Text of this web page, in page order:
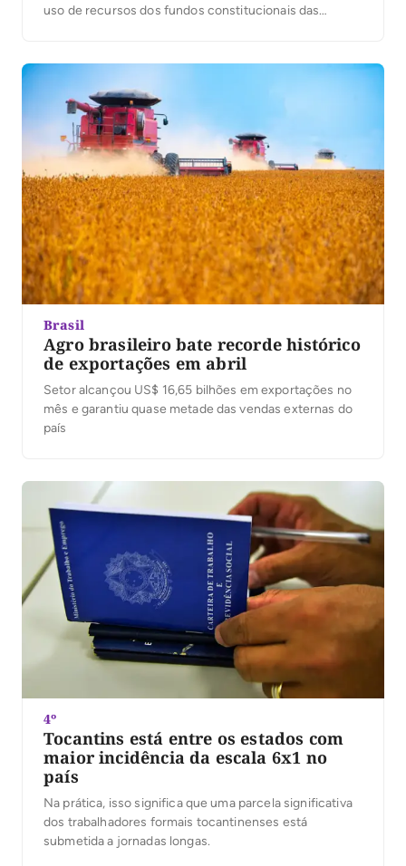
uso de recursos dos fundos constitucionais das
e à bioeconomia. A proposta amplia as possibilidades
de investimento dos […]
Brasil
Agro brasileiro bate recorde histórico
de exportações em abril
Setor alcançou US$ 16,65 bilhões em exportações no
mês e garantiu quase metade das vendas externas do
país
4º
Tocantins está entre os estados com
maior incidência da escala 6x1 no
país
Na prática, isso significa que uma parcela significativa
dos trabalhadores formais tocantinenses está
submetida a jornadas longas.